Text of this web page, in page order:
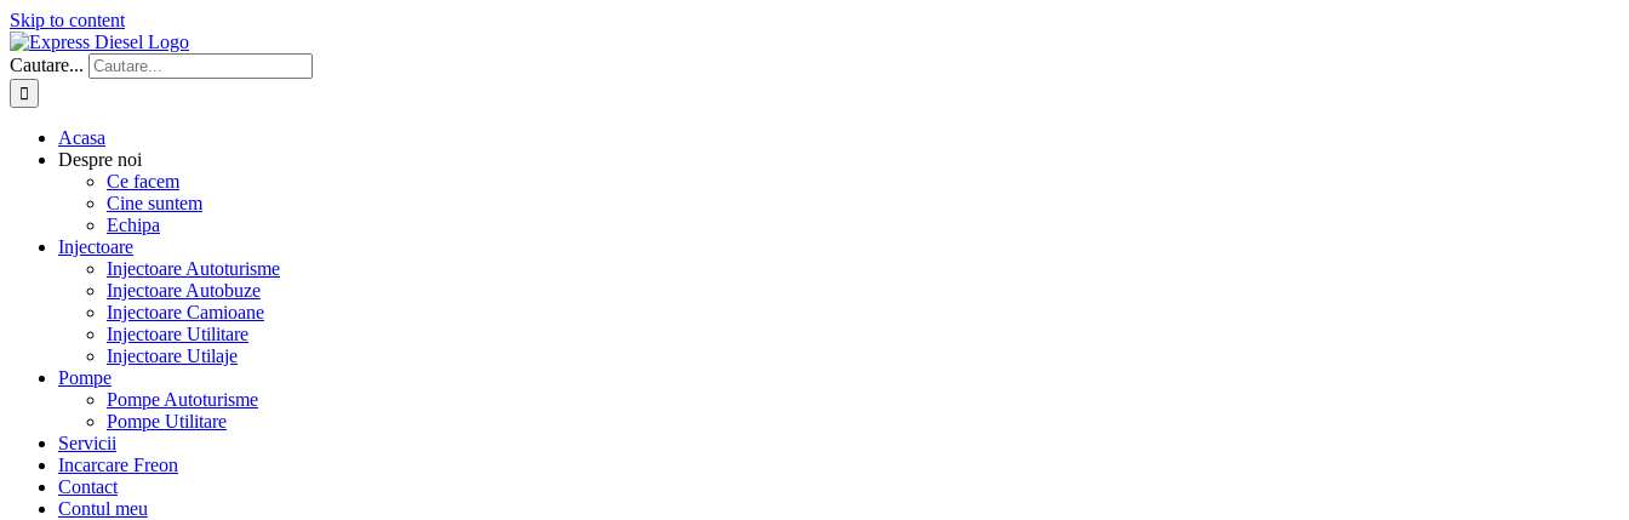
Skip to content
Cautare...
Acasa
Despre noi
Ce facem
Cine suntem
Echipa
Injectoare
Injectoare Autoturisme
Injectoare Autobuze
Injectoare Camioane
Injectoare Utilitare
Injectoare Utilaje
Pompe
Pompe Autoturisme
Pompe Utilitare
Servicii
Incarcare Freon
Contact
Contul meu